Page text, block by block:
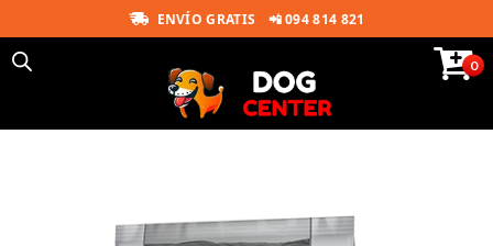
ENVÍO GRATIS 📲 094 814 821
0